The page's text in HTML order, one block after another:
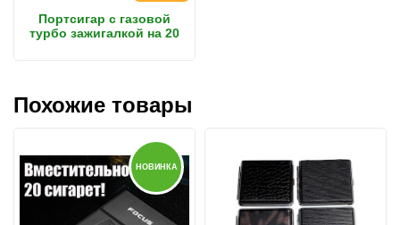
Портсигар с газовой
турбо зажигалкой на 20
Похожие товары
НОВИНКА